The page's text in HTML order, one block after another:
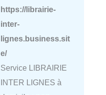
https://librairie-
inter-
lignes.business.sit
e/
Service LIBRAIRIE
INTER LIGNES à